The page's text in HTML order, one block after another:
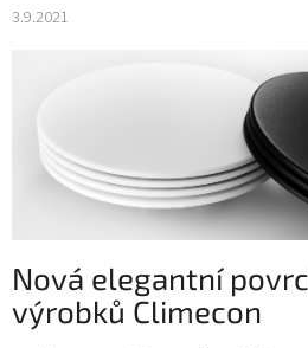
3.9.2021
Nová elegantní
výrobků Climecon